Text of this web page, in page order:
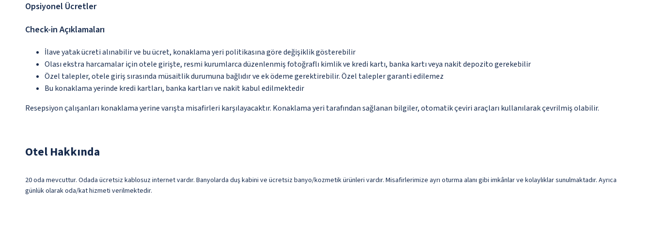
Opsiyonel Ücretler
Check-in Açıklamaları
İlave yatak ücreti alınabilir ve bu ücret, konaklama yeri politikasına göre değişiklik gösterebilir
Olası ekstra harcamalar için otele girişte, resmi kurumlarca düzenlenmiş fotoğraflı kimlik ve kredi kartı, banka kartı veya nakit depozito gerekebilir
Özel talepler, otele giriş sırasında müsaitlik durumuna bağlıdır ve ek ödeme gerektirebilir. Özel talepler garanti edilemez
Bu konaklama yerinde kredi kartları, banka kartları ve nakit kabul edilmektedir
Resepsiyon çalışanları konaklama yerine varışta misafirleri karşılayacaktır. Konaklama yeri tarafından sağlanan bilgiler, otomatik çeviri araçları kullanılarak çevrilmiş olabilir.
Otel Hakkında
20 oda mevcuttur. Odada ücretsiz kablosuz internet vardır. Banyolarda duş kabini ve ücretsiz banyo/kozmetik ürünleri vardır. Misafirlerimize ayrı oturma alanı gibi imkânlar ve kolaylıklar sunulmaktadır. Ayrıca
günlük olarak oda/kat hizmeti verilmektedir.